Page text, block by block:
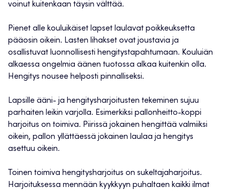
voinut kuitenkaan täysin välttää.
Pienet alle kouluikäiset lapset laulavat poikkeuksetta
pääosin oikein. Lasten lihakset ovat joustavia ja
osallistuvat luonnollisesti hengitystapahtumaan. Kouluiän
alkaessa ongelmia äänen tuotossa alkaa kuitenkin olla.
Hengitys nousee helposti pinnalliseksi.
Lapsille ääni- ja hengitysharjoitusten tekeminen sujuu
parhaiten leikin varjolla. Esimerkiksi pallonheitto-koppi
harjoitus on toimiva. Piirissä jokainen hengittää valmiiksi
oikein, pallon yllättäessä jokainen laulaa ja hengitys
asettuu oikein.
Toinen toimiva hengitysharjoitus on sukeltajaharjoitus.
Harjoituksessa mennään kyykkyyn puhaltaen kaikki ilmat